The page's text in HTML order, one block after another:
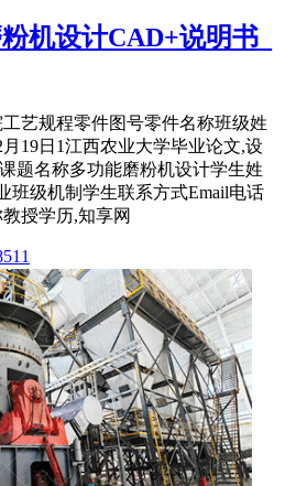
机设计CAD+说明书_
艺规程零件图号零件名称班级姓
19日1江西农业大学毕业论文,设
题名称多功能磨粉机设计学生姓
班级机制学生联系方式Email电话
授学历,知享网